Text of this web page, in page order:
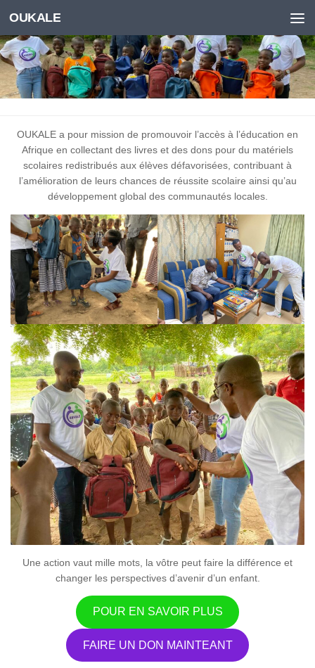
Skip to content
OUKALE
OUKALE a pour mission de promouvoir l’accès à l’éducation en
Afrique en collectant des livres et des dons pour du matériels
scolaires redistribués aux élèves défavorisées, contribuant à
l’amélioration de leurs chances de réussite scolaire ainsi qu’au
développement global des communautés locales.
Une action vaut mille mots, la vôtre peut faire la différence et
changer les perspectives d’avenir d’un enfant.
POUR EN SAVOIR PLUS
FAIRE UN DON MAINTEANT